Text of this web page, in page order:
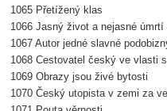
1065 Přetížený klas
1066 Jasný život a nejasné úmrtí
1067 Autor jedné slavné
1068 Cestovatel český ve vlasti
1069 Obrazy jsou živé bytosti
1070 Český utopista v zemi za